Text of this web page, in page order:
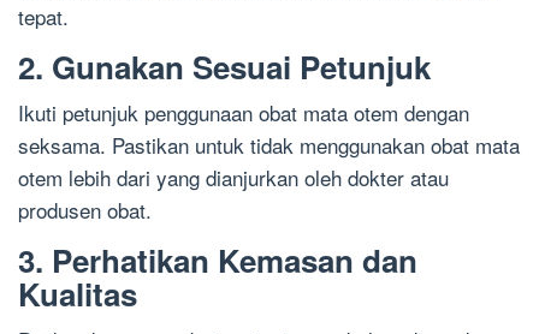
tepat.
2. Gunakan Sesuai Petunjuk
Ikuti petunjuk penggunaan obat mata otem dengan
seksama. Pastikan untuk tidak menggunakan obat mata
otem lebih dari yang dianjurkan oleh dokter atau
produsen obat.
3. Perhatikan Kemasan dan
Kualitas